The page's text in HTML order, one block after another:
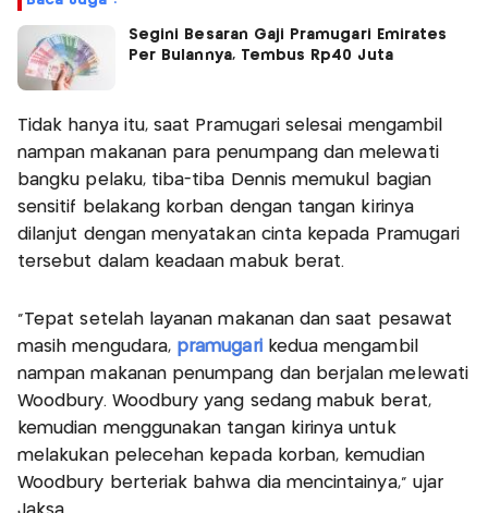
Segini Besaran Gaji Pramugari Emirates
Per Bulannya, Tembus Rp40 Juta
Tidak hanya itu, saat Pramugari selesai mengambil
nampan makanan para penumpang dan melewati
bangku pelaku, tiba-tiba Dennis memukul bagian
sensitif belakang korban dengan tangan kirinya
dilanjut dengan menyatakan cinta kepada Pramugari
tersebut dalam keadaan mabuk berat.
"Tepat setelah layanan makanan dan saat pesawat
masih mengudara, pramugari kedua mengambil
nampan makanan penumpang dan berjalan melewati
Woodbury. Woodbury yang sedang mabuk berat,
kemudian menggunakan tangan kirinya untuk
melakukan pelecehan kepada korban, kemudian
Woodbury berteriak bahwa dia mencintainya," ujar